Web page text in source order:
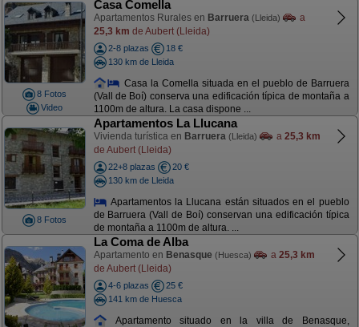
8 Fotos
Video
Casa Comella
Apartamentos Rurales en Barruera (Lleida)
a
25,3 km de Aubert (Lleida)
2-8 plazas
18 €
130 km de Lleida
Casa la Comella situada en el pueblo de Barruera
(Vall de Boí) conserva una edificación típica de montaña a
1100m de altura. La casa dispone ...
8 Fotos
Apartamentos La Llucana
Vivienda turística en Barruera (Lleida) a 25,3 km
de Aubert (Lleida)
22+8 plazas
20 €
130 km de Lleida
Apartamentos la Llucana están situados en el pueblo
de Barruera (Vall de Boí) conservan una edificación típica
de montaña a 1100m de altura. ...
La Coma de Alba
Apartamento en Benasque (Huesca) a 25,3 km
de Aubert (Lleida)
4-6 plazas
25 €
141 km de Huesca
Apartamento situado en la villa de Benasque,